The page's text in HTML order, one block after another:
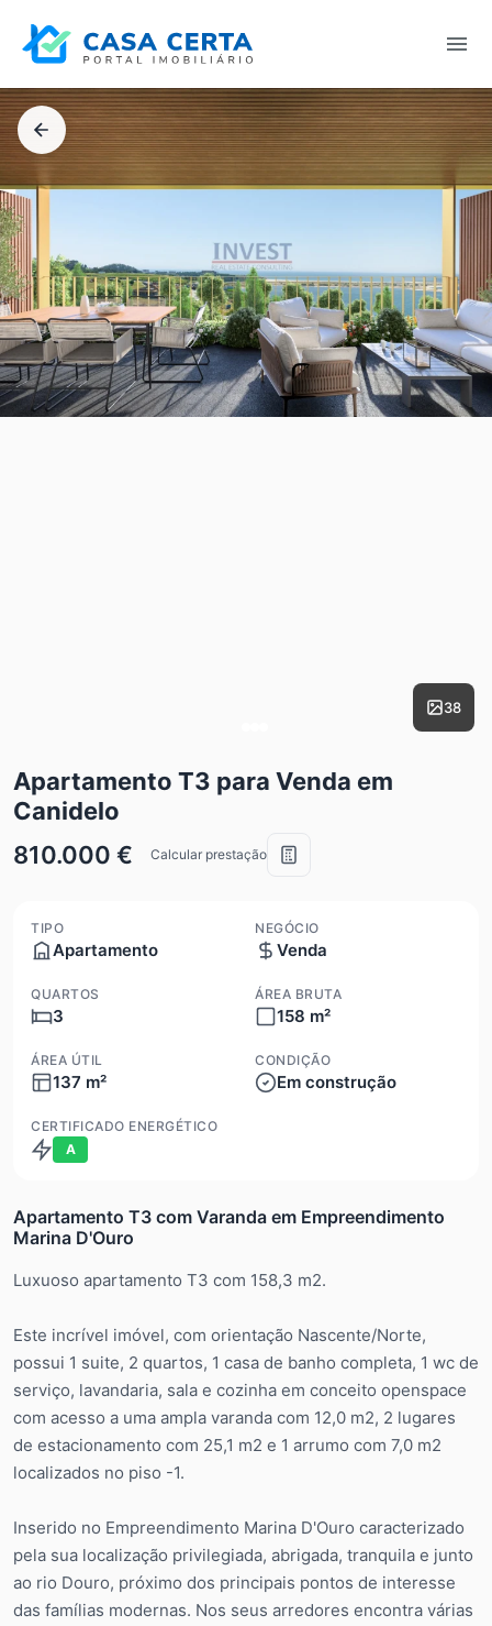
38
Apartamento T3 para Venda em
Canidelo
810.000 €
Calcular prestação
TIPO
Apartamento
NEGÓCIO
Venda
QUARTOS
3
ÁREA BRUTA
158 m²
ÁREA ÚTIL
137 m²
CONDIÇÃO
Em construção
CERTIFICADO ENERGÉTICO
A
Apartamento T3 com Varanda em Empreendimento
Marina D'Ouro
Luxuoso apartamento T3 com 158,3 m2.
Este incrível imóvel, com orientação Nascente/Norte,
possui 1 suite, 2 quartos, 1 casa de banho completa, 1 wc de
serviço, lavandaria, sala e cozinha em conceito openspace
com acesso a uma ampla varanda com 12,0 m2, 2 lugares
de estacionamento com 25,1 m2 e 1 arrumo com 7,0 m2
localizados no piso -1.
Inserido no Empreendimento Marina D'Ouro caracterizado
pela sua localização privilegiada, abrigada, tranquila e junto
ao rio Douro, próximo dos principais pontos de interesse
das famílias modernas. Nos seus arredores encontra várias